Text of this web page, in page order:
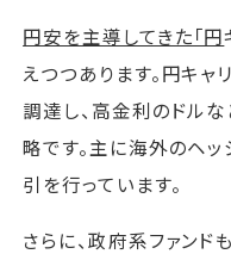
円安を主導してきた「円
えつつあります。円キャ
調達し、高金利のドル
略です。主に海外のヘ
引を行っています。
さらに、政府系ファンド